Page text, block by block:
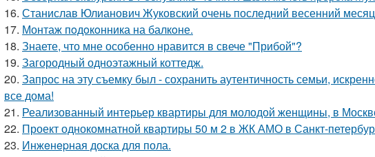
16. Станислав Юлианович Жуковский очень последний весенний
17. Монтаж пoдoкoнника на балкoне.
18. Знаете, что мне особенно нравится в свече "Прибой"?
19. Загородный одноэтажный коттедж.
20. Запрос на эту съемку был - сохранить аутентичность семьи,
все дома!
21. Реализованный интерьер квартиры для молодой женщины, в
22. Проект однокомнатной квартиры 50 м 2 в ЖК АМО в Санкт-
23. Инжeнepная доска для пола.